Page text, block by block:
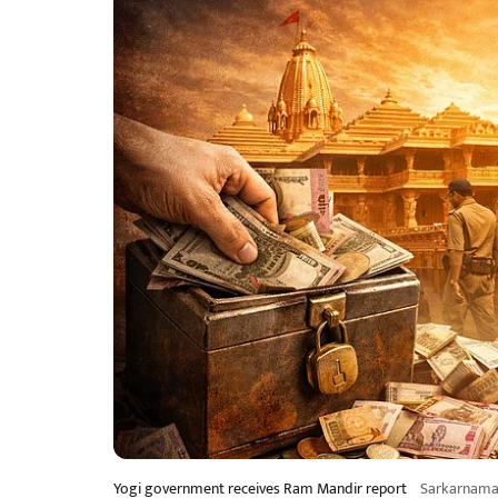
Yogi government receives Ram Mandir report Sarkarnama